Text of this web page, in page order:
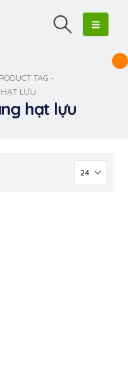
TAG -
LỰU
hạt lựu